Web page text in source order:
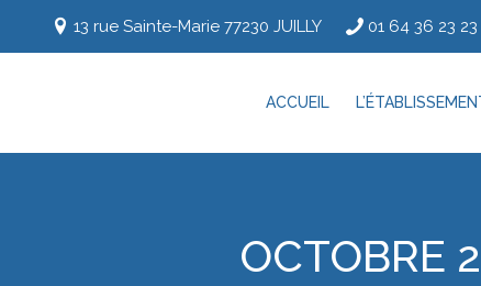
13 rue Sainte-Marie 77230 JUILLY 01 64 36 23 23
ACCUEIL
OCTOBRE